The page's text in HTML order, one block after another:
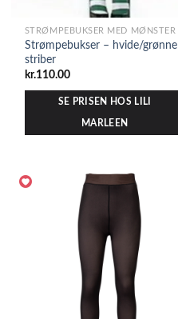
STRØMPEBUKSER MED MØNSTER
Strømpebukser – hvide/grønne
striber
kr.110.00
SE PRISEN HOS LILI
MARLEEN